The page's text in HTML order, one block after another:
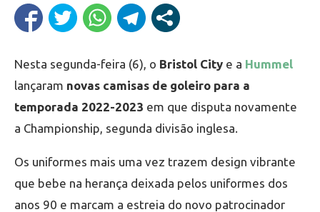
Nesta segunda-feira (6), o Bristol City e a Hummel
lançaram novas camisas de goleiro para a
temporada 2022-2023 em que disputa novamente
a Championship, segunda divisão inglesa.
Os uniformes mais uma vez trazem design vibrante
que bebe na herança deixada pelos uniformes dos
anos 90 e marcam a estreia do novo patrocinador